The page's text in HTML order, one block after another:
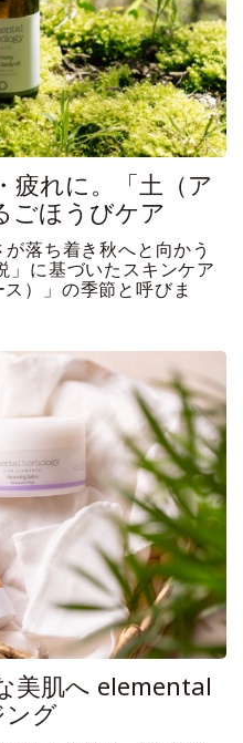
疲れに。「土（ア
ごほうびケア
落ち着き秋へと向かう
」に基づいたスキンケア
）」の季節と呼びま
美肌へ elemental
グ